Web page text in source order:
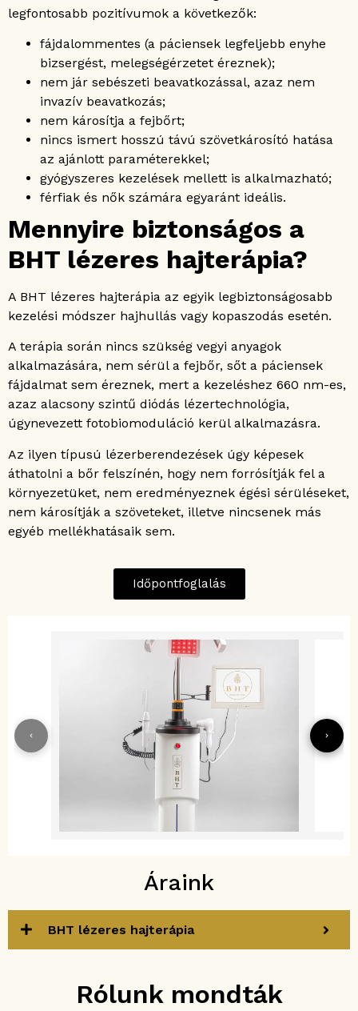
legfontosabb pozitívumok a következők:
fájdalommentes (a páciensek legfeljebb enyhe
bizsergést, melegségérzetet éreznek);
nem jár sebészeti beavatkozással, azaz nem
invazív beavatkozás;
nem károsítja a fejbőrt;
nincs ismert hosszú távú szövetkárosító hatása
az ajánlott paraméterekkel;
gyógyszeres kezelések mellett is alkalmazható;
férfiak és nők számára egyaránt ideális.
Mennyire biztonságos a
BHT lézeres hajterápia?
A BHT lézeres hajterápia az egyik legbiztonságosabb
kezelési módszer hajhullás vagy kopaszodás esetén.
A terápia során nincs szükség vegyi anyagok
alkalmazására, nem sérül a fejbőr, sőt a páciensek
fájdalmat sem éreznek, mert a kezeléshez 660 nm-es,
azaz alacsony szintű diódás lézertechnológia,
úgynevezett fotobiomoduláció kerül alkalmazásra.
Az ilyen típusú lézerberendezések úgy képesek
áthatolni a bőr felszínén, hogy nem forrósítják fel a
környezetüket, nem eredményeznek égési sérüléseket,
nem károsítják a szöveteket, illetve nincsenek más
egyéb mellékhatásaik sem.
Időpontfoglalás
Áraink
BHT lézeres hajterápia
Rólunk mondták